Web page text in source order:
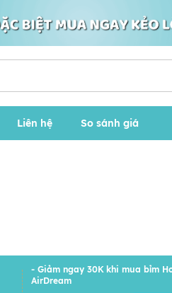
Liên hệ So sánh giá
- Giảm ngay 30K khi mua bỉm
AirDream